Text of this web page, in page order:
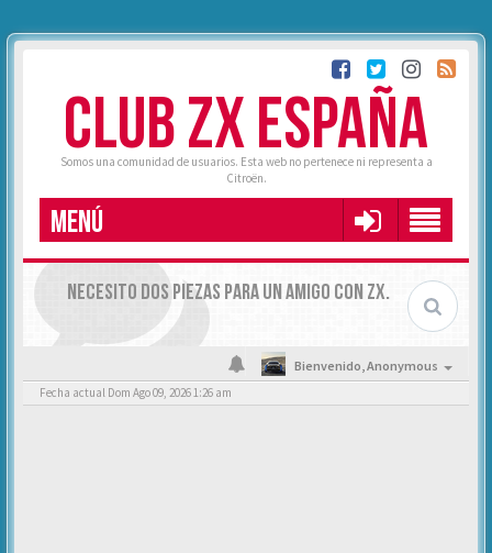
CLUB ZX ESPAÑA
Somos una comunidad de usuarios. Esta web no pertenece ni representa a
Citroën.
MENÚ
NECESITO DOS PIEZAS PARA UN AMIGO CON ZX.
Bienvenido,Anonymous
Fecha actual Dom Ago 09, 2026 1:26 am